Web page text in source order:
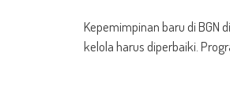
Kepemimpinan baru di BGN
kelola harus diperbaiki.